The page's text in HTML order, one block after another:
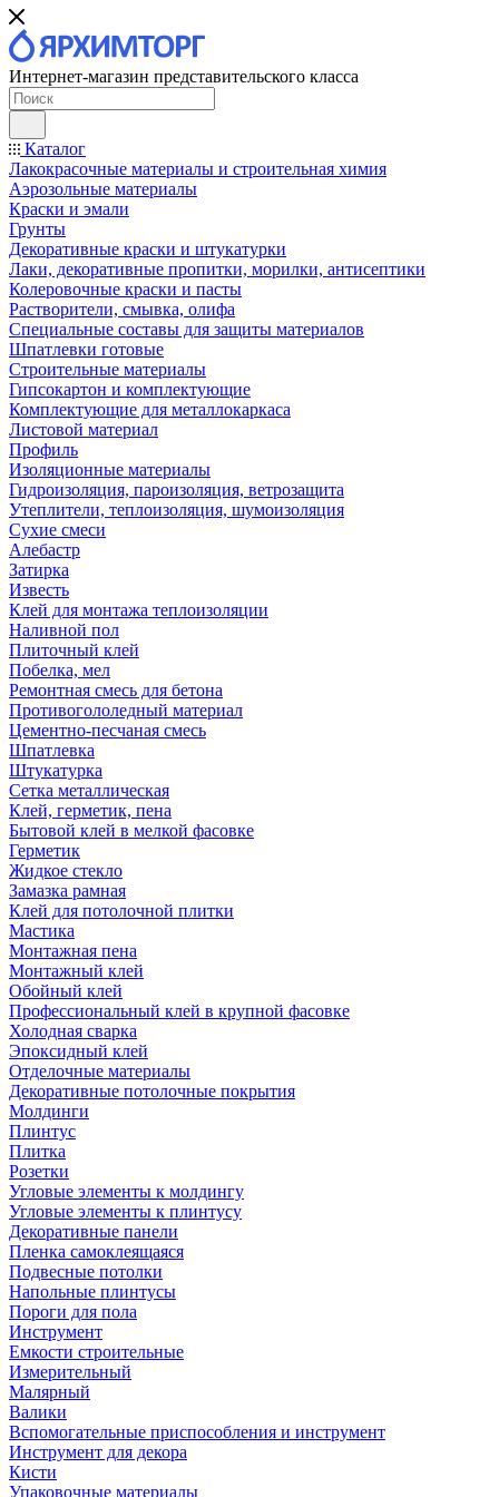
Интернет-магазин представительского класса
Каталог
Лакокрасочные материалы и строительная химия
Аэрозольные материалы
Краски и эмали
Грунты
Декоративные краски и штукатурки
Лаки, декоративные пропитки, морилки, антисептики
Колеровочные краски и пасты
Растворители, смывка, олифа
Специальные составы для защиты материалов
Шпатлевки готовые
Строительные материалы
Гипсокартон и комплектующие
Комплектующие для металлокаркаса
Листовой материал
Профиль
Изоляционные материалы
Гидроизоляция, пароизоляция, ветрозащита
Утеплители, теплоизоляция, шумоизоляция
Сухие смеси
Алебастр
Затирка
Известь
Клей для монтажа теплоизоляции
Наливной пол
Плиточный клей
Побелка, мел
Ремонтная смесь для бетона
Противогололедный материал
Цементно-песчаная смесь
Шпатлевка
Штукатурка
Сетка металлическая
Клей, герметик, пена
Бытовой клей в мелкой фасовке
Герметик
Жидкое стекло
Замазка рамная
Клей для потолочной плитки
Мастика
Монтажная пена
Монтажный клей
Обойный клей
Профессиональный клей в крупной фасовке
Холодная сварка
Эпоксидный клей
Отделочные материалы
Декоративные потолочные покрытия
Молдинги
Плинтус
Плитка
Розетки
Угловые элементы к молдингу
Угловые элементы к плинтусу
Декоративные панели
Пленка самоклеящаяся
Подвесные потолки
Напольные плинтусы
Пороги для пола
Инструмент
Емкости строительные
Измерительный
Малярный
Валики
Вспомогательные приспособления и инструмент
Инструмент для декора
Кисти
Упаковочные материалы